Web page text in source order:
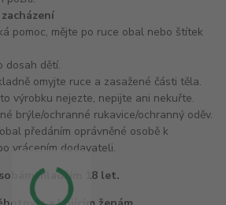
pomoc, mějte po ruce obal nebo štítek
dosah dětí.
omyjte ruce a zasažené části těla.
výrobku nejezte, nepijte ani nekuřte.
brýle/ochranné rukavice/ochranný oděv.
předáním oprávněné osobě k
vrácením dodavateli.
mladším 18 let.